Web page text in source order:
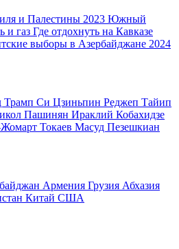
и Палестины 2023 Южный
и газ Где отдохнуть на Кавказе
выборы в Азербайджане 2024
Трамп Си Цзиньпин Реджеп Тайип
Пашинян Ираклий Кобахидзе
Токаев Масуд Пезешкиан
Армения Грузия Абхазия
Китай США